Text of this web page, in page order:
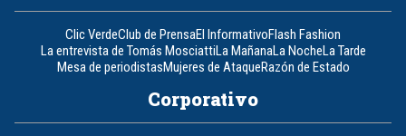
Clic VerdeClub de PrensaEl InformativoFlash Fashion
La entrevista de Tomás MosciattiLa MañanaLa NocheLa Tarde
Mesa de periodistasMujeres de AtaqueRazón de Estado
Corporativo